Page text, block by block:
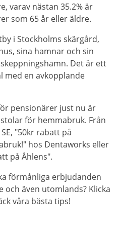
varav nästan 35.2% är
som 65 år eller äldre.
i Stockholms skärgård,
sina hamnar och sin
Det är ett
med en avkopplande
pensionärer just nu är
för hemmabruk. Från
"50kr rabatt på
hos Dentaworks eller
på Åhlens".
förmånliga erbjudanden
och även utomlands? Klicka
våra bästa tips!